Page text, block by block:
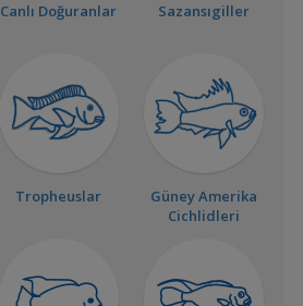
Canlı Doğuranlar Sazansıgiller
Tropheuslar
Güney Amerika
Cichlidleri